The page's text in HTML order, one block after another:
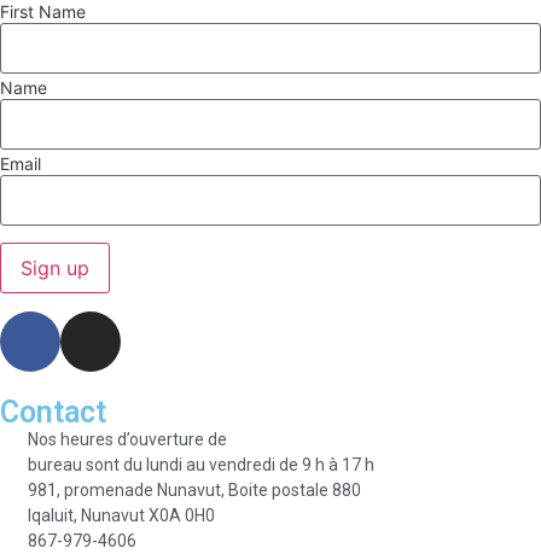
First Name
Name
Email
Contact
Nos heures d’ouverture de
bureau sont du lundi au vendredi de 9 h à 17 h
981, promenade Nunavut, Boite postale 880
Iqaluit, Nunavut X0A 0H0
867-979-4606